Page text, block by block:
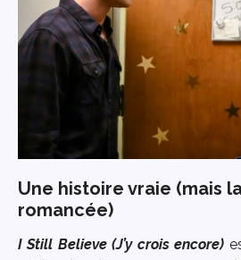
Une histoire vraie (mais
romancée)
I Still Believe (J’y crois encore)